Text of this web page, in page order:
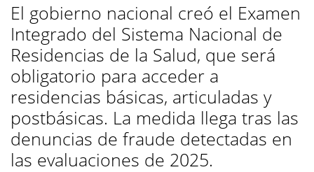
El gobierno nacional creó el Examen
Integrado del Sistema Nacional de
Residencias de la Salud, que será
obligatorio para acceder a
residencias básicas, articuladas y
postbásicas. La medida llega tras las
denuncias de fraude detectadas en
las evaluaciones de 2025.